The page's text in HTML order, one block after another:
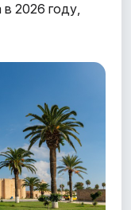
2026 году,